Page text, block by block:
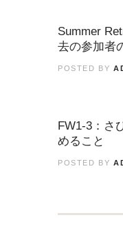
Summer
去の参加者
POSTED BY
FW1-3：さ
めること
POSTED BY